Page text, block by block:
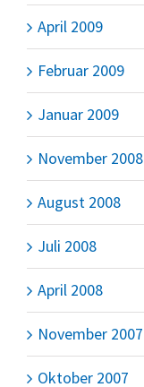
April 2009
Februar 2009
Januar 2009
November 2008
August 2008
Juli 2008
April 2008
November 2007
Oktober 2007